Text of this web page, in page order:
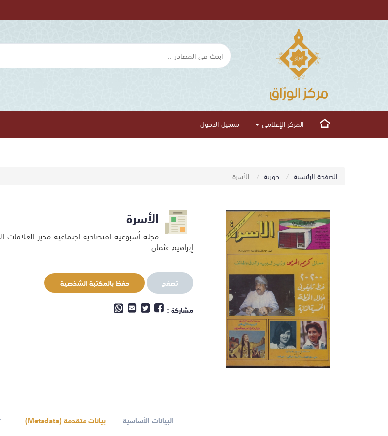
المركز الإعلامي تسجيل الدخول
الصفحة الرئيسية دورية الأسرة
الأسرة
مجلة أسبوعية اقتصادية اجتماعية مدير العلاقات
إبراهيم عثمان
تصفح حفظ بالمكتبة الشخصية
مشاركة :
البيانات الأساسية بيانات متقدمة (Metadata)